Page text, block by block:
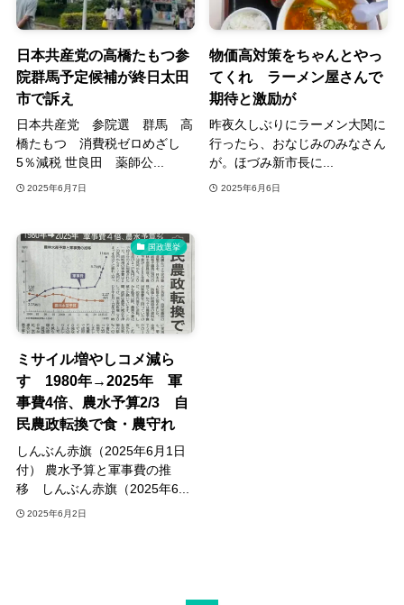
日本共産党の高橋たもつ参
院群馬予定候補が終日太田
市で訴え
日本共産党 参院選 群馬 高
橋たもつ 消費税ゼロめざし
5％減税 世良田 薬師公...
2025年6月7日
物価高対策をちゃんとやっ
てくれ ラーメン屋さんで
期待と激励が
昨夜久しぶりにラーメン大関に
行ったら、おなじみのみなさん
が。ほづみ新市長に...
2025年6月6日
国政選挙
ミサイル増やしコメ減ら
す 1980年→2025年 軍
事費4倍、農水予算2/3 自
民農政転換で食・農守れ
しんぶん赤旗（2025年6月1日
付） 農水予算と軍事費の推
移 しんぶん赤旗（2025年6...
2025年6月2日